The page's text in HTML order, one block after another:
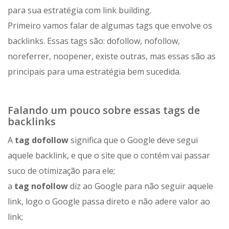
para sua estratégia com link building.
Primeiro vamos falar de algumas tags que envolve os
backlinks. Essas tags são: dofollow, nofollow,
noreferrer, noopener, existe outras, mas essas são as
principais para uma estratégia bem sucedida.
Falando um pouco sobre essas tags de
backlinks
A tag dofollowsignifica que o Google deve segui
aquele backlink, e que o site que o contém vai passar
suco de otimização para ele;
a tag nofollowdiz ao Google para não seguir aquele
link, logo o Google passa direto e não adere valor ao
link;